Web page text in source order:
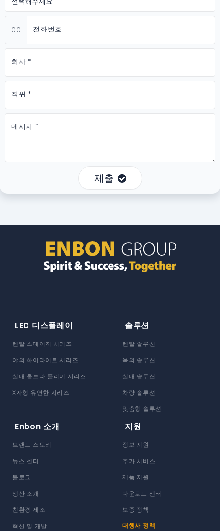
00 전화번호
회사 *
직위 *
메시지 *
제출
LED 디스플레이
렌탈 스테이지 시리즈
야외 하이라이트 시리즈
실내 울트라 클리어 시리즈
X자형 유연한 시리즈
솔루션
렌탈 솔루션
옥외 솔루션
실내 솔루션
차량 솔루션
맞춤형 솔루션
Enbon 소개
브랜드 스토리
뉴스 센터
블로그
생산 소개
친환경 제조
혁신 및 개발
지원
정보 지원
추가 서비스
제품 지원
다운로드 센터
보증 정책
대행사 정책